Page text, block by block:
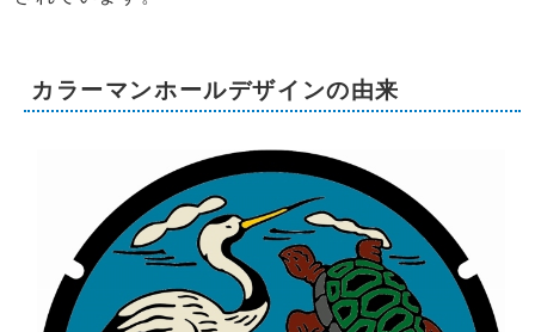
カラーマンホールデザインの由来